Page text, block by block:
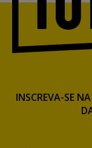
INSCREVA-SE